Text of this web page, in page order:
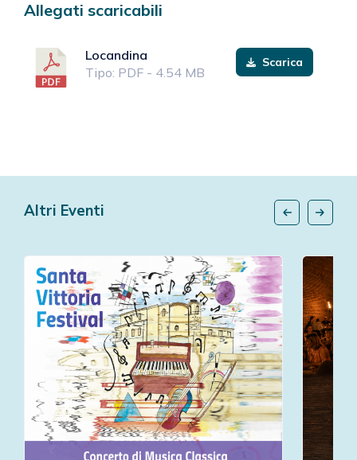
Allegati scaricabili
Locandina
Tipo: PDF - 4.54 MB
Scarica
Altri Eventi